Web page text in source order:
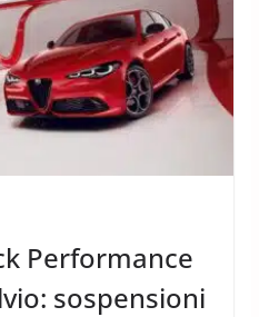
Performance
sospensioni